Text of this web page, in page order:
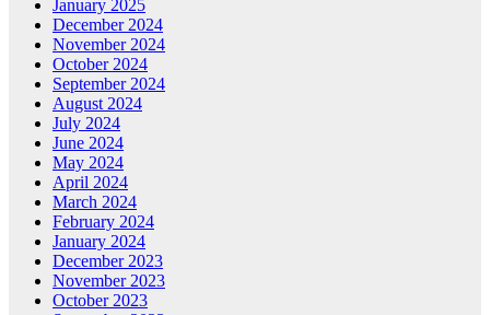
January 2025
December 2024
November 2024
October 2024
September 2024
August 2024
July 2024
June 2024
May 2024
April 2024
March 2024
February 2024
January 2024
December 2023
November 2023
October 2023